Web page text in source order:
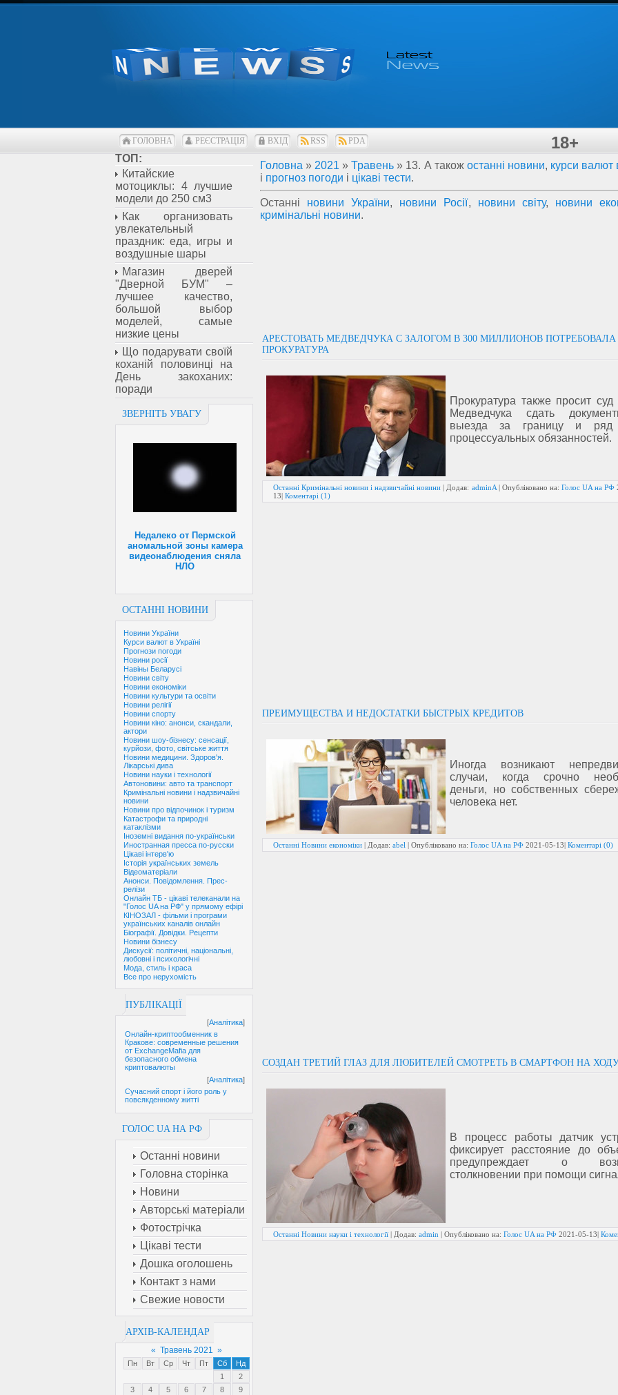
ГОЛОВНА РЕЄСТРАЦІЯ ВХІД RSS PDA 18+
ТОП:
Китайские
мотоциклы: 4 лучшие
модели до 250 см3
Как организовать
увлекательный
праздник: еда, игры и
воздушные шары
Магазин дверей
"Дверной БУМ" –
лучшее качество,
большой выбор
моделей, самые
низкие цены
Що подарувати своїй
коханій половинці на
День закоханих:
поради
ЗВЕРНІТЬ УВАГУ
Недалеко от Пермской
аномальной зоны камера
видеонаблюдения сняла
НЛО
ОСТАННІ НОВИНИ
Новини України
Курси валют в Україні
Прогнози погоди
Новини росії
Навіны Беларусі
Новини світу
Новини економіки
Новини культури та освіти
Новини релігії
Новини спорту
Новини кіно: анонси, скандали,
актори
Новини шоу-бізнесу: сенсації,
курйози, фото, світське життя
Новини медицини. Здоров'я.
Лікарські дива
Новини науки і технології
Автоновини: авто та транспорт
Кримінальні новини і надзвичайні
новини
Новини про відпочинок і туризм
Катастрофи та природні
катаклізми
Іноземні видання по-українськи
Иностранная пресса по-русски
Цікаві інтерв'ю
Історія українських земель
Відеоматеріали
Анонси. Повідомлення. Прес-
релізи
Онлайн ТБ - цікаві телеканали на
"Голос UA на РФ" у прямому ефірі
КІНОЗАЛ - фільми і програми
українських каналів онлайн
Біографії. Довідки. Рецепти
Новини бізнесу
Дискусії: політичні, національні,
любовні і психологічні
Мода, стиль і краса
Все про нерухомість
ПУБЛІКАЦІЇ
[Аналітика]
Онлайн-криптообменник в
Кракове: современные решения
от ExchangeMafia для
безопасного обмена
криптовалюты
[Аналітика]
Сучасний спорт і його роль у
повсякденному житті
ГОЛОС UA НА РФ
Останні новини
Головна сторінка
Новини
Авторські матеріали
Фотострічка
Цікаві тести
Дошка оголошень
Контакт з нами
Свежие новости
АРХІВ-КАЛЕНДАР
« Травень 2021 »
Пн Вт Ср Чт Пт Сб
Нд
1
2
3
4 5 6 7 8
9
Головна » 2021 » Травень » 13. А також останні новини, курси валют
і прогноз погоди і цікаві тести.
Останні новини України, новини Росії, новини світу, новини
кримінальні новини.
АРЕСТОВАТЬ МЕДВЕДЧУКА С ЗАЛОГОМ В 300 МИЛЛИОНОВ ПОТРЕБОВАЛА
ПРОКУРАТУРА
Прокуратура также просит суд
Медведчука сдать
выезда за границу и ряд
процессуальных обязанностей.
Останні Кримінальні новини і надзвичайні новини | Додав: adminA| Опубліковано на: Голос UA на РФ
13| Коментарі (1)
ПРЕИМУЩЕСТВА И НЕДОСТАТКИ БЫСТРЫХ КРЕДИТОВ
Иногда возникают
случаи, когда срочно
деньги, но собственных
человека нет.
Останні Новини економіки | Додав: abel | Опубліковано на: Голос UA на РФ 2021-05-13| Коментарі (0)
CОЗДАН ТРЕТИЙ ГЛАЗ ДЛЯ ЛЮБИТЕЛЕЙ СМОТРЕТЬ В СМАРТФОН НА
В процесс работы датчик
фиксирует расстояние до
предупреждает о
столкновении при помощи
Останні Новини науки і технології | Додав: admin | Опубліковано на: Голос UA на РФ 2021-05-13|